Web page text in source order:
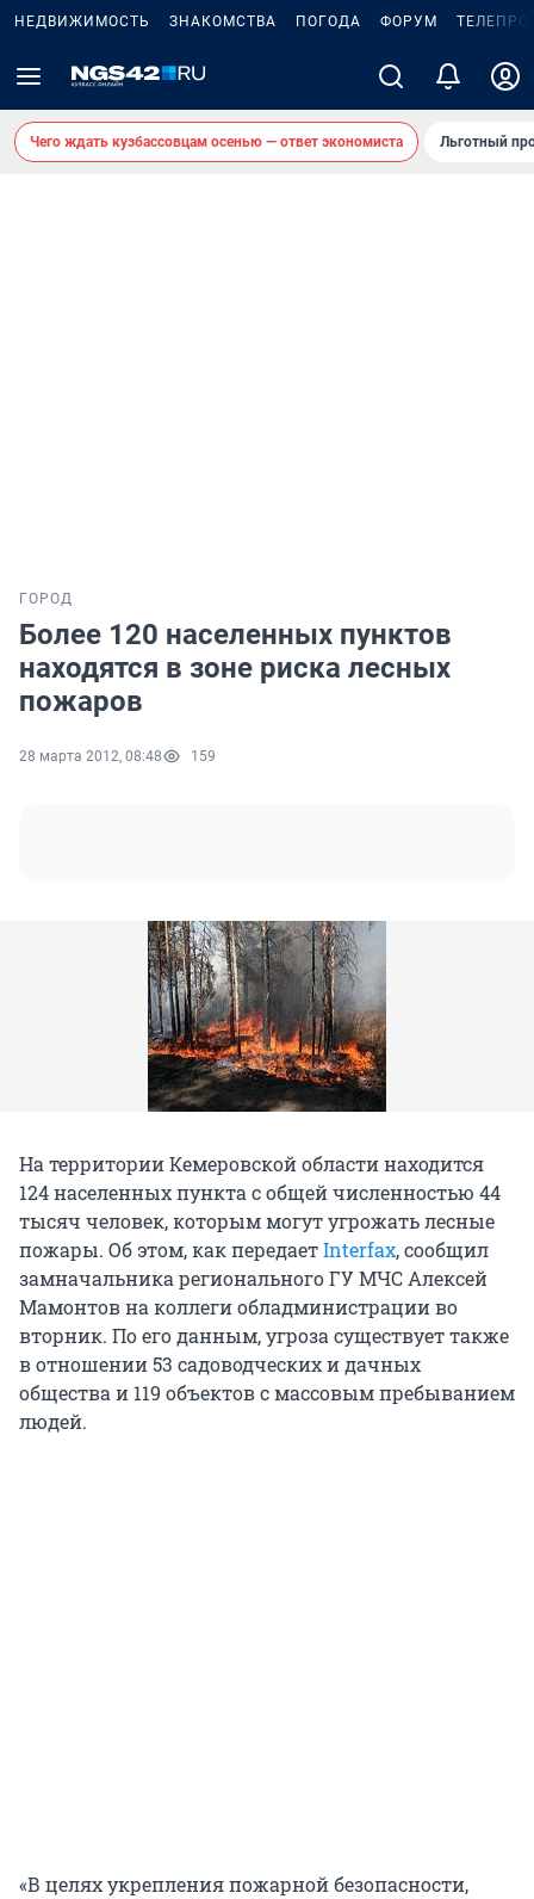
НЕДВИЖИМОСТЬ ЗНАКОМСТВА ПОГОДА ФОРУМ
Чего ждать кузбассовцам осенью — ответ экономиста Льготный
ГОРОД
Более 120 населенных пунктов
находятся в зоне риска лесных
пожаров
28 марта 2012, 08:48 159
На территории Кемеровской области находится
124 населенных пункта с общей численностью 44
тысяч человек, которым могут угрожать лесные
пожары. Об этом, как передаетInterfax, сообщил
замначальника регионального ГУ МЧС Алексей
Мамонтов на коллеги обладминистрации во
вторник. По его данным, угроза существует также
в отношении 53 садоводческих и дачных
общества и 119 объектов с массовым пребыванием
людей.
«В целях укрепления пожарной безопасности,